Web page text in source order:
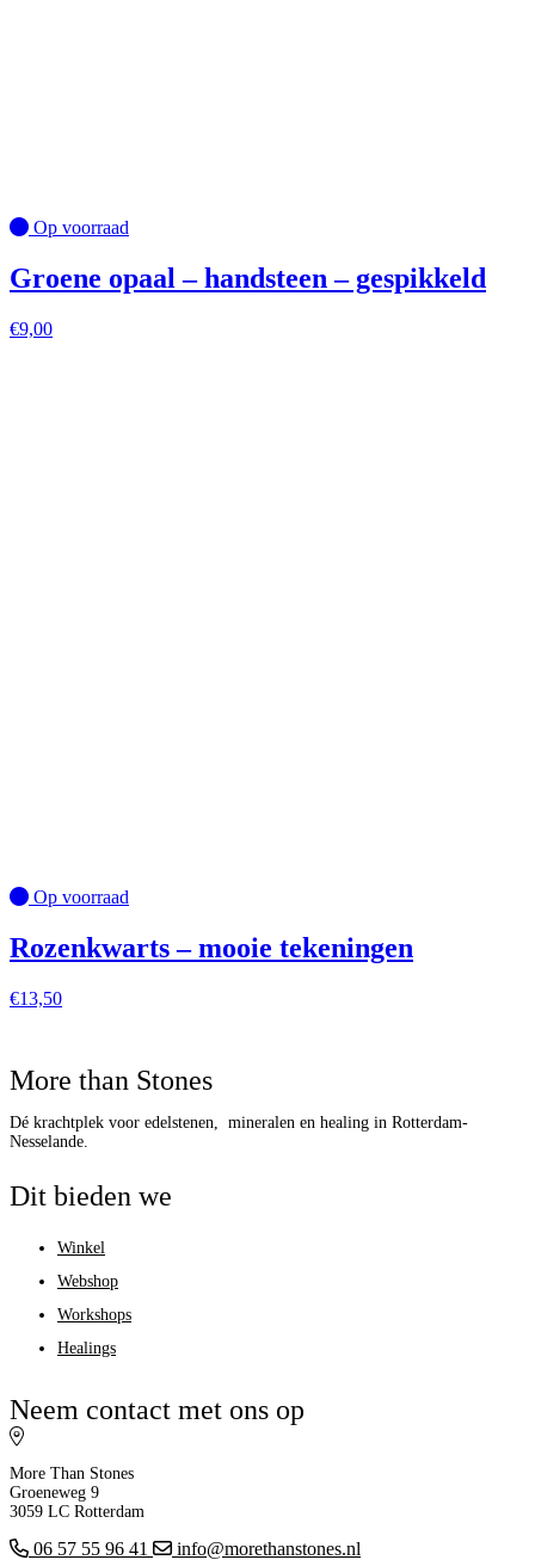
Op voorraad
Groene opaal – handsteen – gespikkeld
€9,00
Op voorraad
Rozenkwarts – mooie tekeningen
€13,50
More than Stones
Dé krachtplek voor edelstenen, mineralen en healing in Rotterdam-
Nesselande.
Dit bieden we
Winkel
Webshop
Workshops
Healings
Neem contact met ons op
More Than Stones
Groeneweg 9
3059 LC Rotterdam
06 57 55 96 41 info@morethanstones.nl